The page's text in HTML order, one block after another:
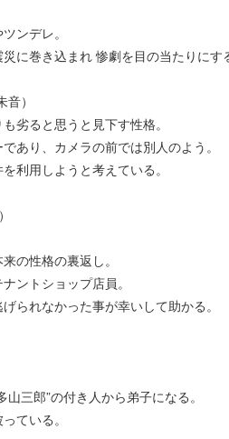
ンデレ。
に巻き込まれ 惨劇を目の当たりにす
）
劣ると思うと見下す性格。
あり、カメラの前では別人のよう。
利用しようと考えている。
の性格の裏返し。
ントショップ店員。
られなかった事が幸いして助かる。
三郎”の付き人から弟子になる。
ている。